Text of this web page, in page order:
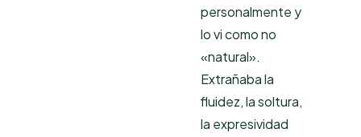
personalmente y
lo vi como no
«natural».
Extrañaba la
fluidez, la soltura,
la expresividad